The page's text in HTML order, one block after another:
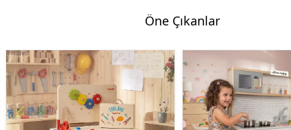
Öne Çıkanlar